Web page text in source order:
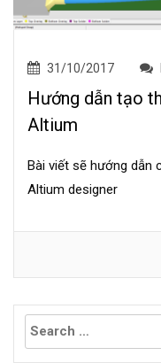
31/10/2017
Hướng dẫn tạo
Altium
Bài viết sẽ hướng dẫn
Altium designer
Search
for: